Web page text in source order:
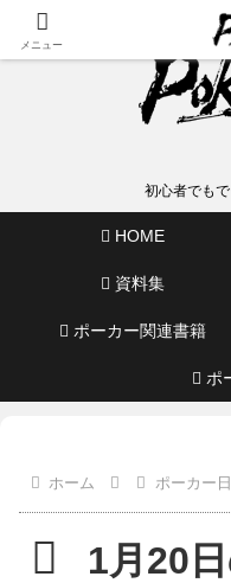
初心者でも
HOME
資料集
ポーカー関連書籍
ポ
ホーム ポーカー
1月20
メニュー